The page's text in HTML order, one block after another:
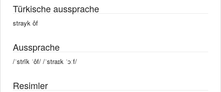
Türkische aussprache
strayk ôf
Aussprache
/ˈstrīk ˈôf/ /ˈstraɪk ˈɔːf/
Resimler